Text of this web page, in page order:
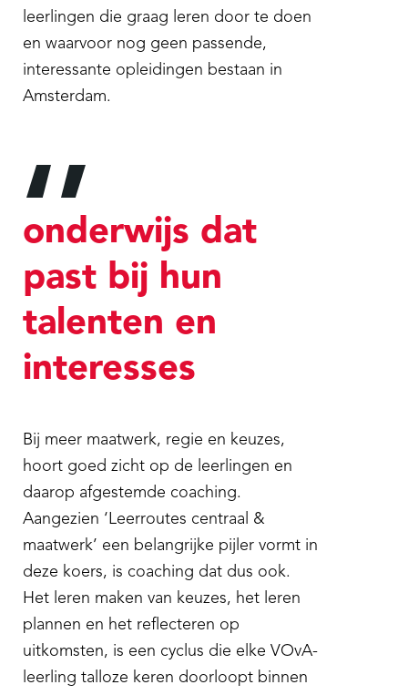
onderwijs dat
past bij hun
talenten en
interesses
Bij meer maatwerk, regie en keuzes,
hoort goed zicht op de leerlingen en
daarop afgestemde coaching.
Aangezien ‘Leerroutes centraal &
maatwerk’ een belangrijke pijler vormt in
deze koers, is coaching dat dus ook.
Het leren maken van keuzes, het leren
plannen en het reflecteren op
uitkomsten, is een cyclus die elke VOvA-
leerling talloze keren doorloopt binnen
leerlingen die graag leren door te doen
en waarvoor nog geen passende,
interessante opleidingen bestaan in
Amsterdam.